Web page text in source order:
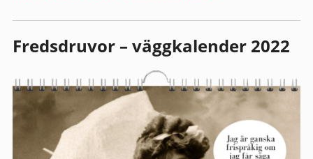
Fredsdruvor – väggkalender 2022